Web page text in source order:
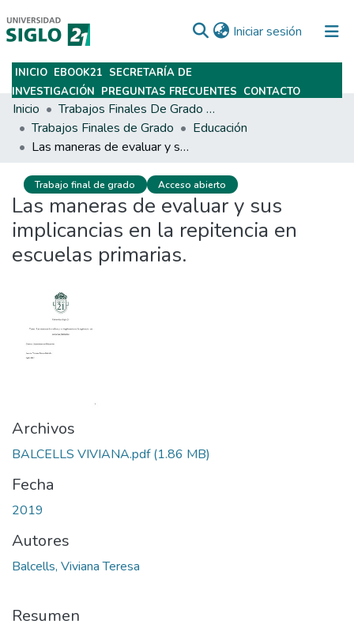
Iniciar sesión (current)
Subir
INICIO EBOOK21 SECRETARÍA DE
INVESTIGACIÓN PREGUNTAS FRECUENTES CONTACTO
Inicio
Trabajos Finales De Grado Y Posgrado
Trabajos Finales de Grado
Educación
Las maneras de evaluar y sus implicancias en la repitencia en escuelas primarias.
Trabajo final de grado Acceso abierto
Las maneras de evaluar y sus
implicancias en la repitencia en
escuelas primarias.
Archivos
BALCELLS VIVIANA.pdf(1.86 MB)
Fecha
2019
Autores
Balcells, Viviana Teresa
Resumen